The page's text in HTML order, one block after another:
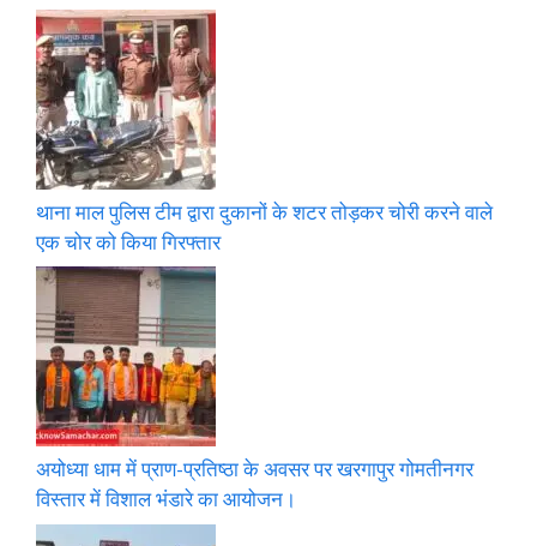
थाना माल पुलिस टीम द्वारा दुकानों के शटर तोड़कर चोरी करने वाले
एक चोर को किया गिरफ्तार
अयोध्या धाम में प्राण-प्रतिष्ठा के अवसर पर खरगापुर गोमतीनगर
विस्तार में विशाल भंडारे का आयोजन।